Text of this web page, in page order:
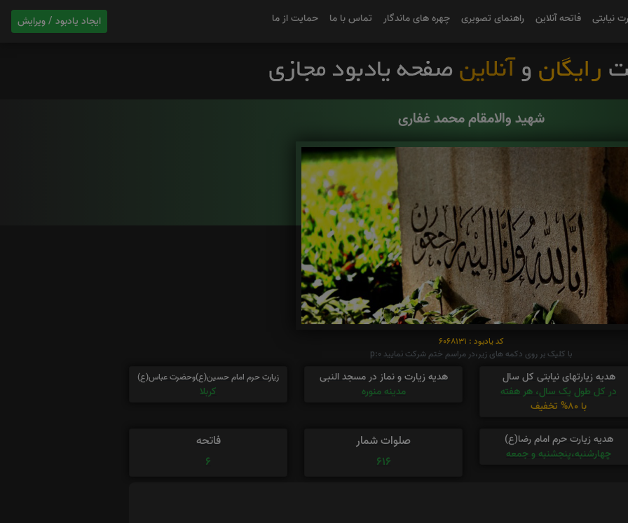
ایجاد یادبود / ویرایش نیابتی فاتحه آنلاین راهنمای تصویری چهره های ماندگار تماس با ما حمایت از ما
شهید والامقام محمد غفاری
کد یادبود : 6068131
با کلیک بر روی دکمه های زیر،در مراسم ختم شرکت نمایید p:0
هدیه زیارتهای نیابتی کل سال
در کل طول یک سال، هر هفته
با 80% تخفیف
هدیه زیارت و نماز در مسجد النبی
مدینه منوره
زیارت حرم امام حسین(ع)وحضرت عباس(ع)
کربلا
هدیه زیارت حرم امام رضا(ع)
چهارشنبه،پنجشنبه و جمعه
صلوات شمار
616
فاتحه
6